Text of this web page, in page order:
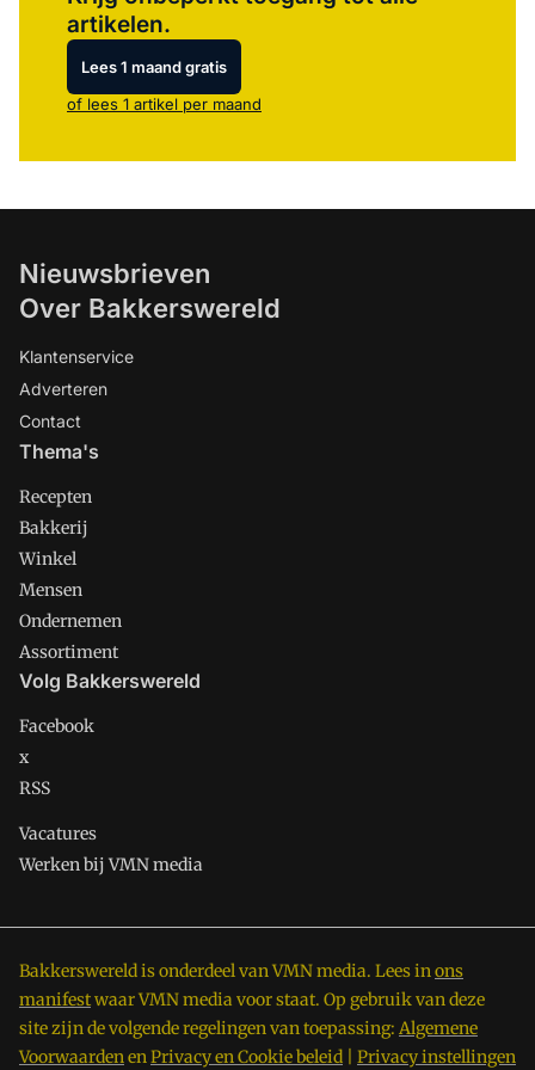
artikelen.
Lees 1 maand gratis
of lees 1 artikel per maand
Nieuwsbrieven
Over Bakkerswereld
Klantenservice
Adverteren
Contact
Thema's
Recepten
Bakkerij
Winkel
Mensen
Ondernemen
Assortiment
Volg Bakkerswereld
Facebook
x
RSS
Vacatures
Werken bij VMN media
Bakkerswereld is onderdeel van VMN media. Lees inons
manifestwaar VMN media voor staat. Op gebruik van deze
site zijn de volgende regelingen van toepassing: Algemene
VoorwaardenenPrivacy en Cookie beleid Privacy instellingen